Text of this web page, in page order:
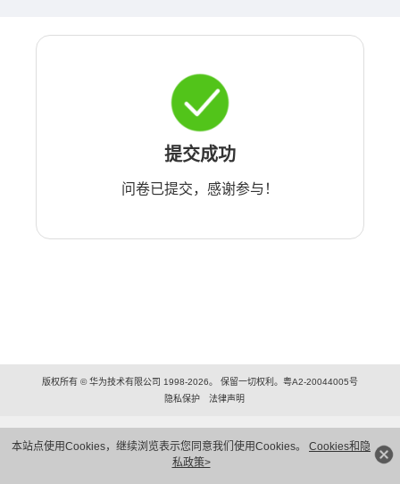
本站点使用Cookies，继续浏览表示您同意我们使用Cookies。 Cookies和隐
私政策>
提交成功
问卷已提交，感谢参与！
版权所有 © 华为技术有限公司 1998-2026。 保留一切权利。粤A2-20044005号
隐私保护
法律声明